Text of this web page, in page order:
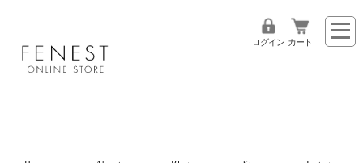
ログイン カート